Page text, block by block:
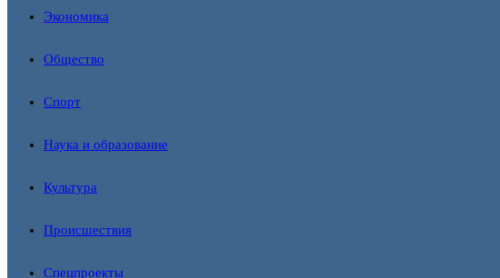
Экономика
Общество
Спорт
Наука и образование
Культура
Происшествия
Спецпроекты